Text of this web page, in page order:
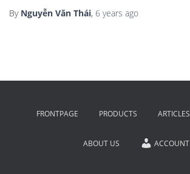
By Nguyễn Văn Thái, 6 years ago
FRONTPAGE PRODUCTS ARTICLES
ABOUT US ACCOUNT